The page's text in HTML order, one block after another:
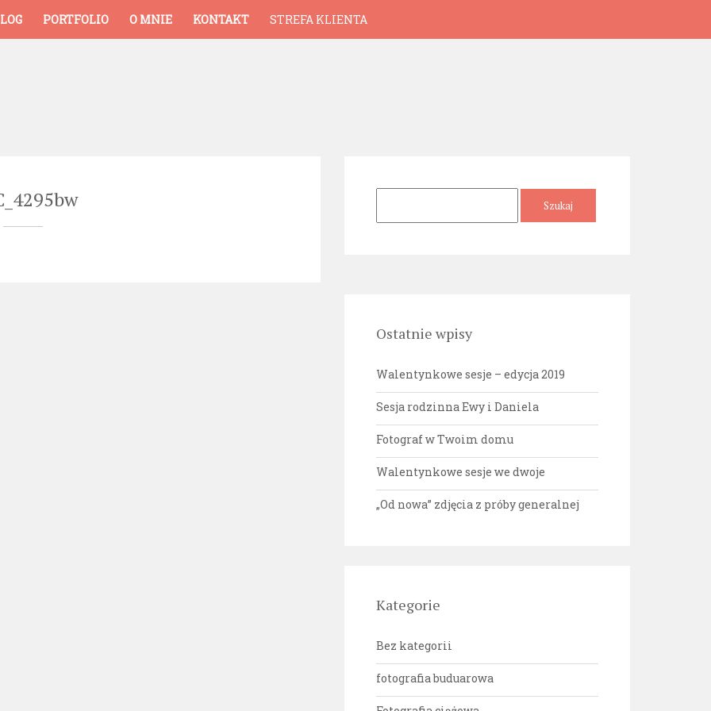
PORTFOLIO O MNIE KONTAKT STREFA KLIENTA
Ostatnie wpisy
Walentynkowe sesje – edycja 2019
Sesja rodzinna Ewy i Daniela
Fotograf w Twoim domu
Walentynkowe sesje we dwoje
„Od nowa” zdjęcia z próby generalnej
Kategorie
Bez kategorii
fotografia buduarowa